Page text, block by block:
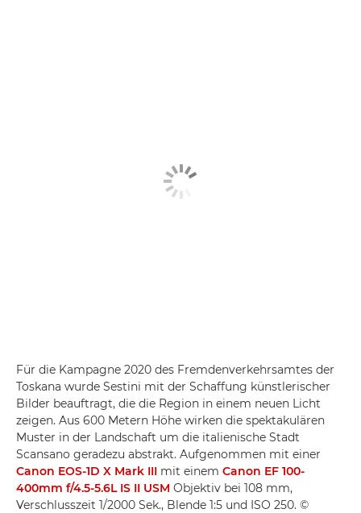
Für die Kampagne 2020 des Fremdenverkehrsamtes der
Toskana wurde Sestini mit der Schaffung künstlerischer
Bilder beauftragt, die die Region in einem neuen Licht
zeigen. Aus 600 Metern Höhe wirken die spektakulären
Muster in der Landschaft um die italienische Stadt
Scansano geradezu abstrakt. Aufgenommen mit einer
Canon EOS-1D X Mark III mit einem Canon EF 100-
400mm f/4.5-5.6L IS II USM Objektiv bei 108 mm,
Verschlusszeit 1/2000 Sek., Blende 1:5 und ISO 250. ©